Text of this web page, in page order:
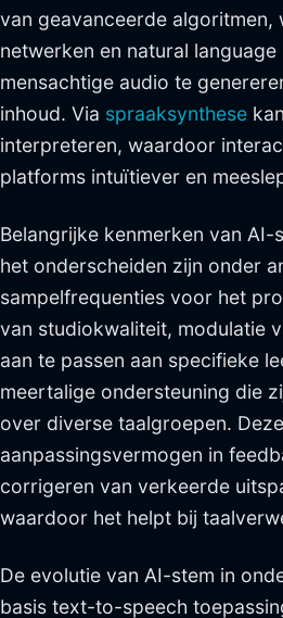
van geavanceerde algoritmen,
netwerken en natural
mensachtige audio te
inhoud. Via spraaksynthese
interpreteren, waardoor
platforms intuïtiever en
Belangrijke kenmerken van
het onderscheiden zijn onder
sampelfrequenties voor het
van studiokwaliteit, modulatie
aan te passen aan specifieke
meertalige ondersteuning die
over diverse taalgroepen.
aanpassingsvermogen in
corrigeren van verkeerde
waardoor het helpt bij
De evolutie van AI-stem in
basis text-to-speech